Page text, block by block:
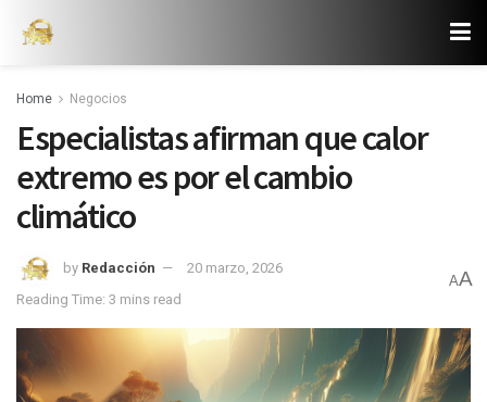
Home Negocios
Especialistas afirman que calor
extremo es por el cambio
climático
by Redacción
20 marzo, 2026
Reading Time: 3 mins read
AA